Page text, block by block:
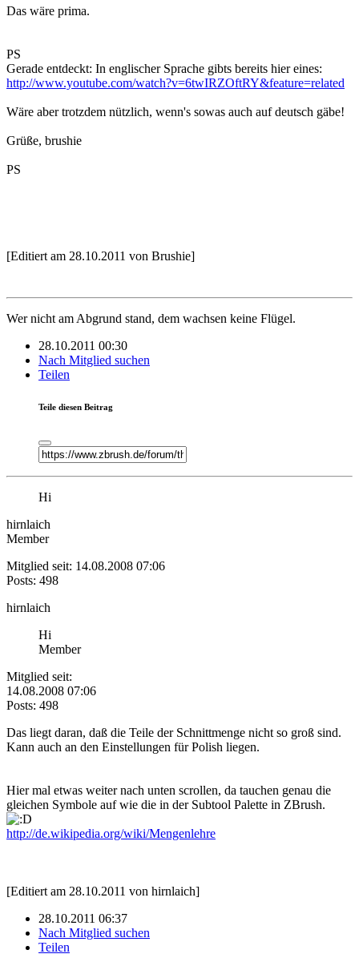
Das wäre prima.
PS
Gerade entdeckt: In englischer Sprache gibts bereits hier eines:
http://www.youtube.com/watch?v=6twIRZOftRY&feature=related
Wäre aber trotzdem nützlich, wenn's sowas auch auf deutsch gäbe!
Grüße, brushie
PS
[Editiert am 28.10.2011 von Brushie]
Wer nicht am Abgrund stand, dem wachsen keine Flügel.
28.10.2011 00:30
Nach Mitglied suchen
Teilen
Teile diesen Beitrag
Hi
hirnlaich
Member
Mitglied seit: 14.08.2008 07:06
Posts: 498
hirnlaich
Hi
Member
Mitglied seit:
14.08.2008 07:06
Posts: 498
Das liegt daran, daß die Teile der Schnittmenge nicht so groß sind.
Kann auch an den Einstellungen für Polish liegen.
Hier mal etwas weiter nach unten scrollen, da tauchen genau die
gleichen Symbole auf wie die in der Subtool Palette in ZBrush.
http://de.wikipedia.org/wiki/Mengenlehre
[Editiert am 28.10.2011 von hirnlaich]
28.10.2011 06:37
Nach Mitglied suchen
Teilen